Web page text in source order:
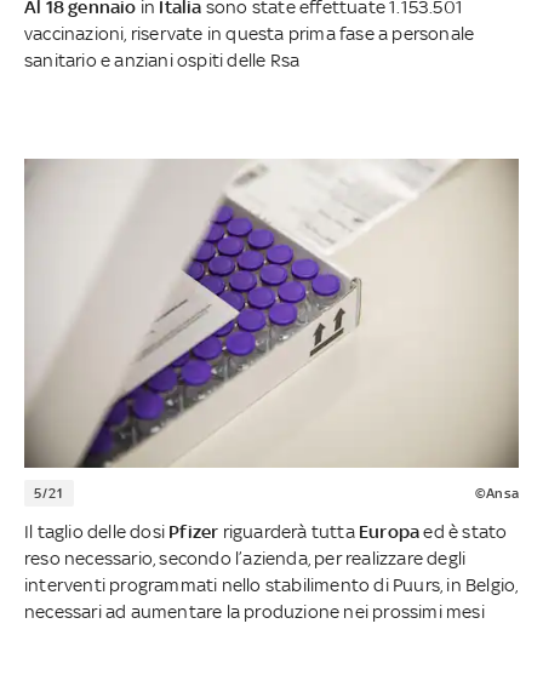
Al 18 gennaio in Italia sono state effettuate 1.153.501
vaccinazioni, riservate in questa prima fase a personale
sanitario e anziani ospiti delle Rsa
5/21 ©Ansa
Il taglio delle dosi Pfizer riguarderà tutta Europaed è stato
reso necessario, secondo l’azienda, per realizzare degli
interventi programmati nello stabilimento di Puurs, in Belgio,
necessari ad aumentare la produzione nei prossimi mesi